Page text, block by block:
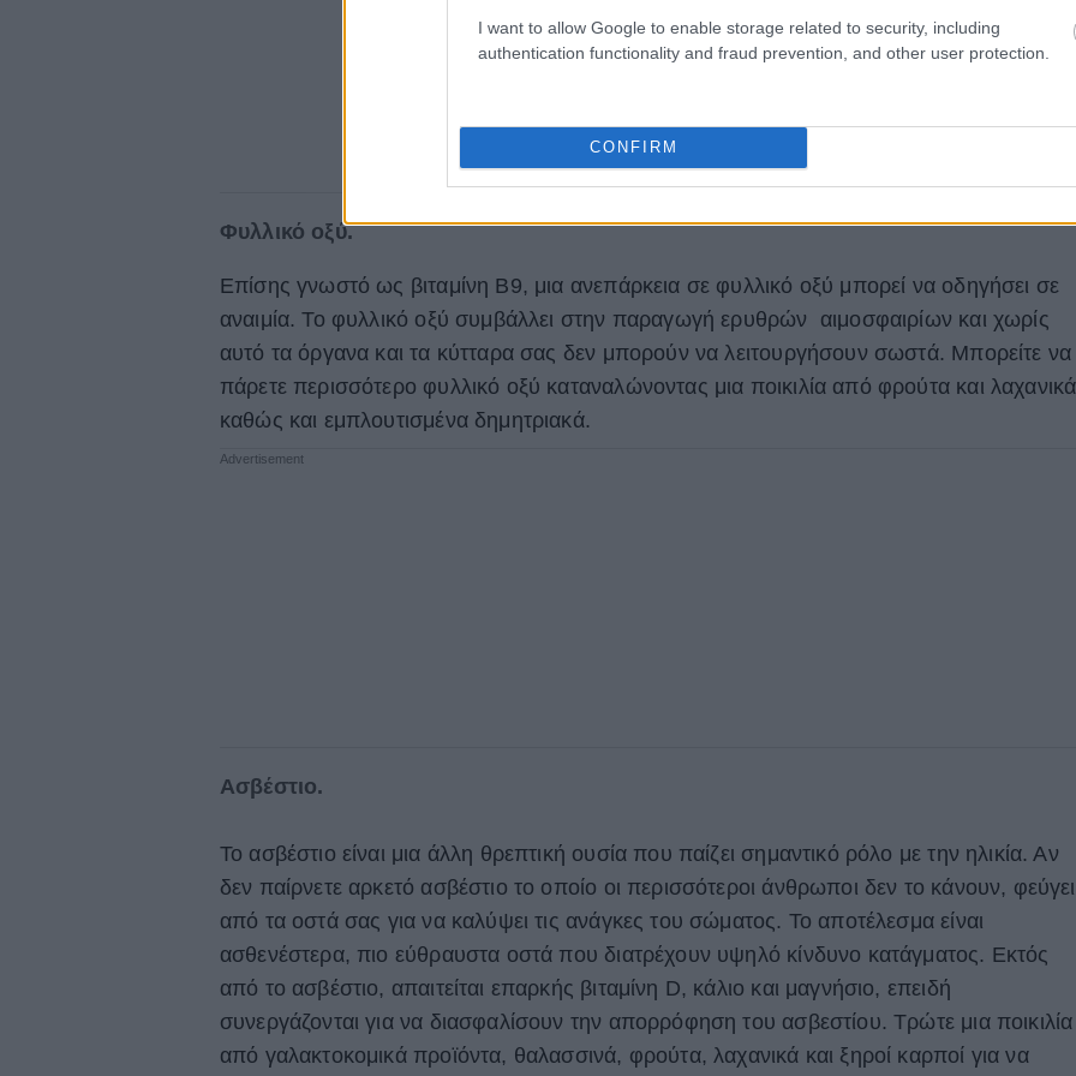
I want to allow Google to enable storage related to security, including
authentication functionality and fraud prevention, and other user protection.
CONFIRM
Φυλλικό οξύ.
Επίσης γνωστό ως βιταμίνη Β9, μια ανεπάρκεια σε φυλλικό οξύ μπορεί να οδηγήσει σε
αναιμία. Το φυλλικό οξύ συμβάλλει στην παραγωγή ερυθρών αιμοσφαιρίων και χωρίς
αυτό τα όργανα και τα κύτταρα σας δεν μπορούν να λειτουργήσουν σωστά. Μπορείτε να
πάρετε περισσότερο φυλλικό οξύ καταναλώνοντας μια ποικιλία από φρούτα και
καθώς και εμπλουτισμένα δημητριακά.
Ασβέστιο.
Το ασβέστιο είναι μια άλλη θρεπτική ουσία που παίζει σημαντικό ρόλο με την ηλικία. Αν
δεν παίρνετε αρκετό ασβέστιο το οποίο οι περισσότεροι άνθρωποι δεν το κάνουν, φεύγει
από τα οστά σας για να καλύψει τις ανάγκες του σώματος. Το αποτέλεσμα είναι
ασθενέστερα, πιο εύθραυστα οστά που διατρέχουν υψηλό κίνδυνο κατάγματος. Εκτός
από το ασβέστιο, απαιτείται επαρκής βιταμίνη D, κάλιο και μαγνήσιο, επειδή
συνεργάζονται για να διασφαλίσουν την απορρόφηση του ασβεστίου. Τρώτε μια ποικιλία
από γαλακτοκομικά προϊόντα, θαλασσινά, φρούτα, λαχανικά και ξηροί καρποί για να